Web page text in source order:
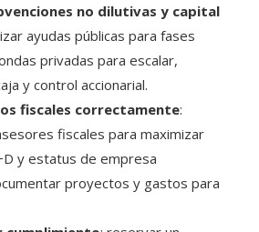
no dilutivas y capital
ayudas públicas para fases
privadas para escalar,
y control accionarial.
fiscales correctamente:
fiscales para maximizar
y estatus de empresa
proyectos y gastos para